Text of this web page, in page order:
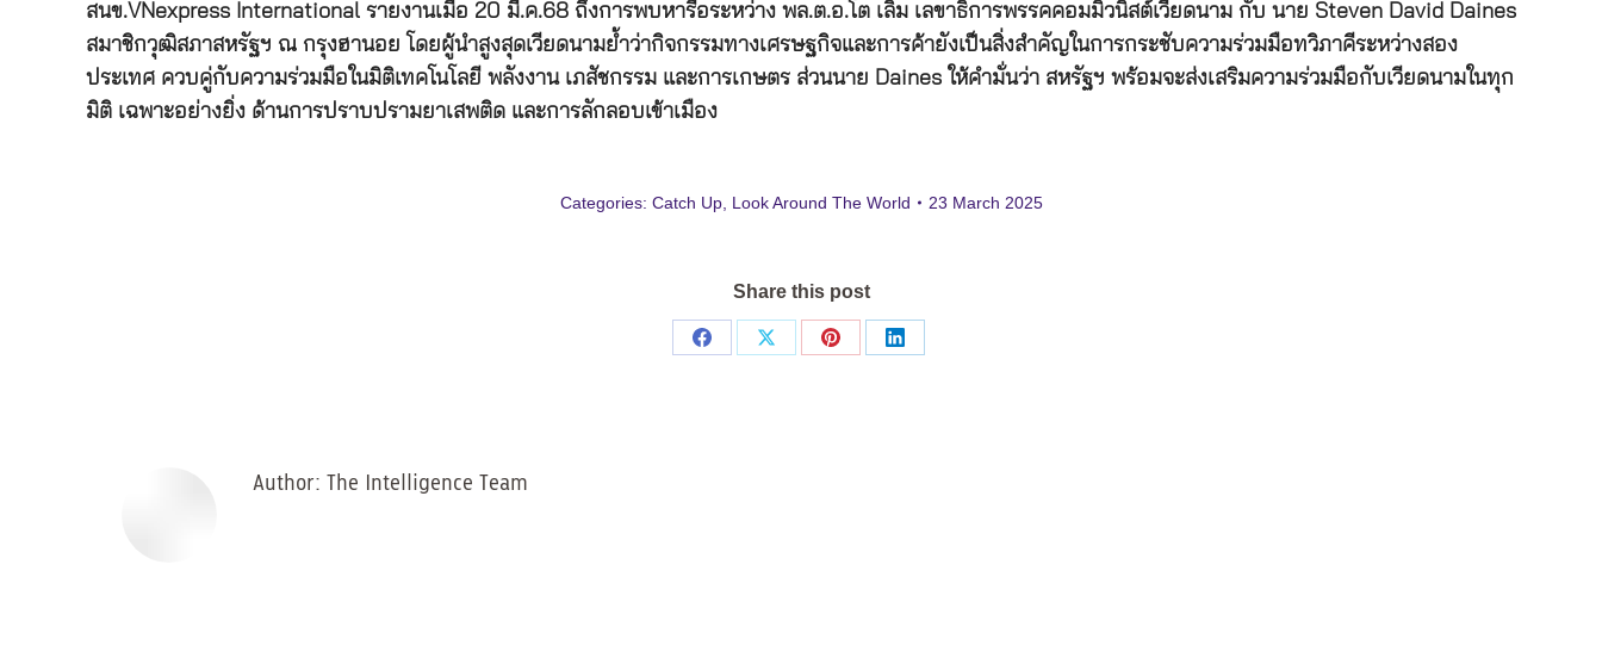
สนข.VNexpress International รายงานเมื่อ 20 มี.ค.68 ถึงการพบหารือระหว่าง พล.ต.อ.โต เลิม เลขาธิการพรรคคอมมิวนิสต์เวียดนาม กับ นาย Steven David Daines
สมาชิกวุฒิสภาสหรัฐฯ ณ กรุงฮานอย โดยผู้นำสูงสุดเวียดนามย้ำว่ากิจกรรมทางเศรษฐกิจและการค้ายังเป็นสิ่งสำคัญในการกระชับความร่วมมือทวิภาคีระหว่างสอง
ประเทศ ควบคู่กับความร่วมมือในมิติเทคโนโลยี พลังงาน เภสัชกรรม และการเกษตร ส่วนนาย Daines ให้คำมั่นว่า สหรัฐฯ พร้อมจะส่งเสริมความร่วมมือกับเวียดนามในทุก
มิติ เฉพาะอย่างยิ่ง ด้านการปราบปรามยาเสพติด และการลักลอบเข้าเมือง
Categories: Catch Up, Look Around The World 23 March 2025
Share this post
Share
Share
Share
Share
Author: The Intelligence Team